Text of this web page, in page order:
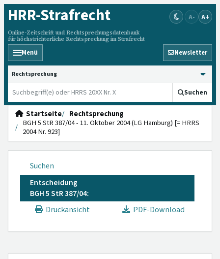
HRR-Strafrecht
Online-Zeitschrift und Rechtsprechungsdatenbank
für höchstrichterliche Rechtsprechung im Strafrecht
A- A+
Menü Newsletter
HRRS durchsuchen
Suchen
Startseite
Rechtsprechung
BGH 5 StR 387/04 - 11. Oktober 2004 (LG Hamburg) [= HRRS
2004 Nr. 923]
Suchen
Entscheidung
BGH 5 StR 387/04:
Druckansicht
PDF-Download